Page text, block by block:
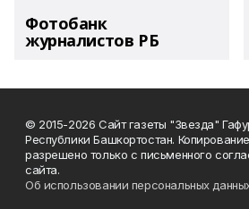
Фотобанк
журналистов РБ
© 2015-2026 Сайт газеты "Звезда"
Республики Башкортостан.
разрешено только с письменного
сайта.
Об использовании персональных